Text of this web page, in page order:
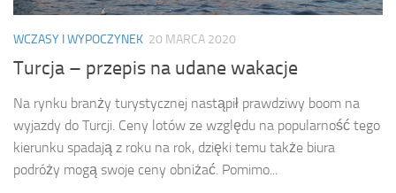
WCZASY I WYPOCZYNEK 20 MARCA 2020
Turcja – przepis na udane wakacje
Na rynku branży turystycznej nastąpił prawdziwy boom na
wyjazdy do Turcji. Ceny lotów ze względu na popularność tego
kierunku spadają z roku na rok, dzięki temu także biura
podróży mogą swoje ceny obniżać. Pomimo...